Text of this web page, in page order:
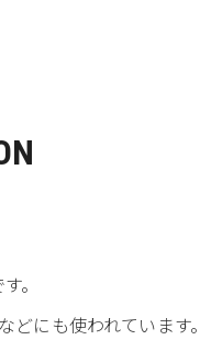
。
にも使われています。